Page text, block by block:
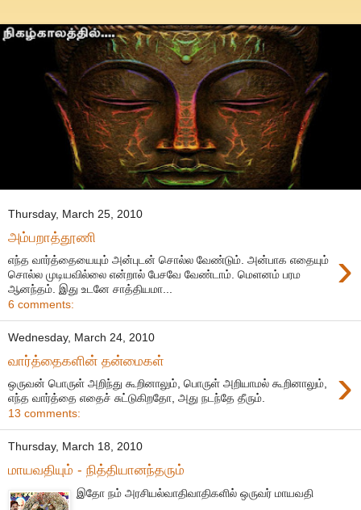
Thursday, March 25, 2010
அம்பறாத்தூணி
›
எந்த வார்த்தையையும் அன்புடன் சொல்ல வேண்டும். அன்பாக எதையும்
சொல்ல முடியவில்லை என்றால் பேசவே வேண்டாம். மெளனம் பரம
ஆனந்தம். இது உடனே சாத்தியமா...
6 comments:
Wednesday, March 24, 2010
வார்த்தைகளின் தன்மைகள் ›
ஒருவன் பொருள் அறிந்து கூறினாலும், பொருள் அறியாமல் கூறினாலும்,
எந்த வார்த்தை எதைச் சுட்டுகிறதோ, அது நடந்தே தீரும்.
13 comments:
Thursday, March 18, 2010
மாயவதியும் - நித்தியானந்தரும்
இதோ நம் அரசியல்வாதிவாதிகளில் ஒருவர் மாயவதி